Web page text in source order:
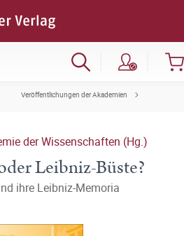
Veröffentlichungen der Akademien
der Wissenschaften (Hg.)
Leibniz-Büste?
ihre Leibniz-Memoria